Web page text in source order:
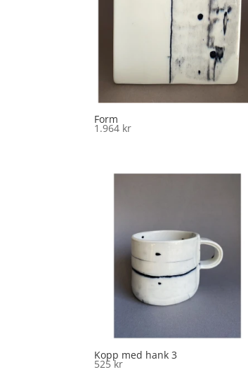
Form
1.964 kr
Kopp med hank 3
525kr